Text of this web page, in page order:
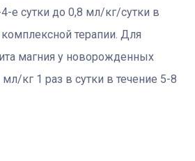
е сутки до 0,8 мл/кг/сутки в
терапии. Для
магния у новорожденных
мл/кг 1 раз в сутки в течение 5-8